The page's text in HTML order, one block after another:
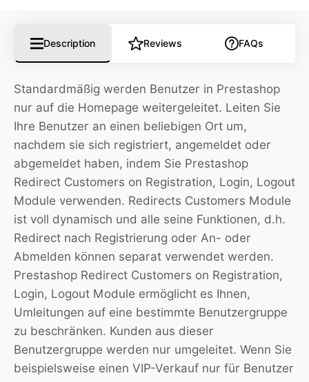
Description Reviews FAQs
Standardmäßig werden Benutzer in Prestashop
nur auf die Homepage weitergeleitet. Leiten Sie
Ihre Benutzer an einen beliebigen Ort um,
nachdem sie sich registriert, angemeldet oder
abgemeldet haben, indem Sie Prestashop
Redirect Customers on Registration, Login, Logout
Module verwenden. Redirects Customers Module
ist voll dynamisch und alle seine Funktionen, d.h.
Redirect nach Registrierung oder An- oder
Abmelden können separat verwendet werden.
Prestashop Redirect Customers on Registration,
Login, Logout Module ermöglicht es Ihnen,
Umleitungen auf eine bestimmte Benutzergruppe
zu beschränken. Kunden aus dieser
Benutzergruppe werden nur umgeleitet. Wenn Sie
beispielsweise einen VIP-Verkauf nur für Benutzer